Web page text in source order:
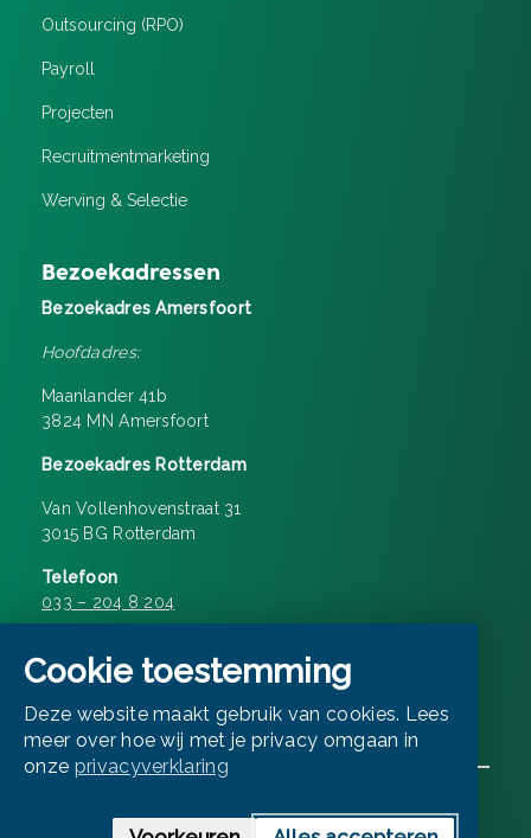
Outsourcing (RPO)
Payroll
Projecten
Recruitment­marketing
Werving & Selectie
Bezoekadressen
Bezoekadres Amersfoort
Hoofdadres:
Maanlander 41b
3824 MN Amersfoort
Bezoekadres Rotterdam
Van Vollenhovenstraat 31
3015 BG Rotterdam
Telefoon
033 – 204 8 204
info@matchd.nl
Privacyverklaring
Cookie verklaring
Cookie toestemming
Deze website maakt gebruik van cookies. Lees
meer over hoe wij met je privacy omgaan in
onze privacyverklaring